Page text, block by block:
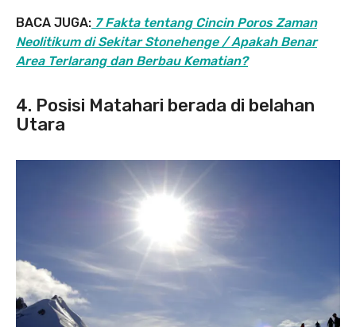
BACA JUGA: 7 Fakta tentang Cincin Poros Zaman
Neolitikum di Sekitar Stonehenge / Apakah Benar
Area Terlarang dan Berbau Kematian?
4. Posisi Matahari berada di belahan
Utara